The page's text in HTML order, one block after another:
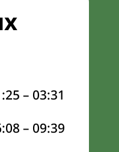
– 03:31
– 09:39